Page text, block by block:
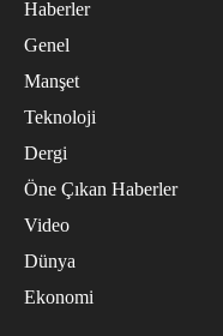
Haberler
Genel
Manşet
Teknoloji
Dergi
Öne Çıkan Haberler
Video
Dünya
Ekonomi